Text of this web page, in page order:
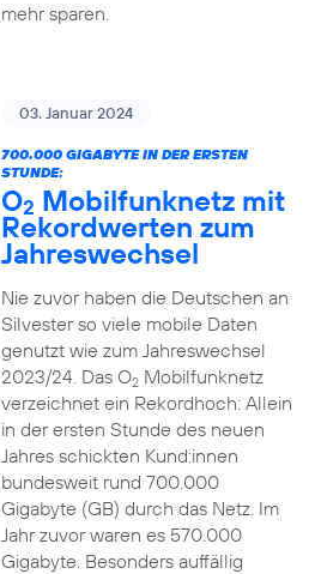
mehr sparen.
03. Januar 2024
700.000 GIGABYTE IN DER ERSTEN
STUNDE:
O2 Mobilfunknetz mit
Rekordwerten zum
Jahreswechsel
Nie zuvor haben die Deutschen an
Silvester so viele mobile Daten
genutzt wie zum Jahreswechsel
2023/24. Das O2Mobilfunknetz
verzeichnet ein Rekordhoch: Allein
in der ersten Stunde des neuen
Jahres schickten Kund:innen
bundesweit rund 700.000
Gigabyte (GB) durch das Netz. Im
Jahr zuvor waren es 570.000
Gigabyte. Besonders auffällig